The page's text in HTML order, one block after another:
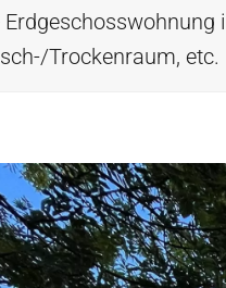
Trockenraum, etc.